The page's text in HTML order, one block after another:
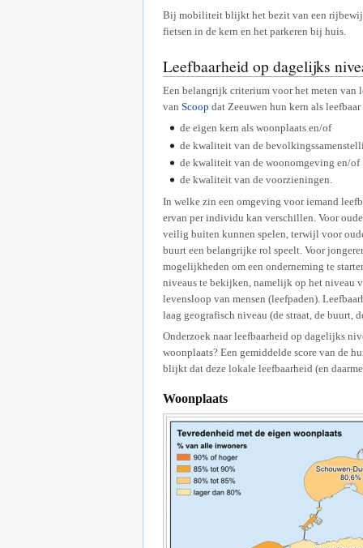
Bij mobiliteit blijkt het bezit van een
fietsen in de kern en het parkeren bij huis.
Leefbaarheid op dagelijks
Een belangrijk criterium voor het meten van
van Scoop dat Zeeuwen hun kern als
de eigen kern als woonplaats en/of
de kwaliteit van de
de kwaliteit van de woonomgeving en/of
de kwaliteit van de voorzieningen.
In welke zin een omgeving voor iemand
ervan per individu kan verschillen. Voor
veilig buiten kunnen spelen, terwijl voor
buurt een belangrijke rol speelt. Voor
mogelijkheden om een onderneming te
niveaus te bekijken, namelijk op het niveau
levensloop van mensen (leefpaden).
laag geografisch niveau (de straat, de buurt,
Onderzoek naar leefbaarheid op dagelijks
woonplaats? Een gemiddelde score van de
blijkt dat deze lokale leefbaarheid (en
Woonplaats